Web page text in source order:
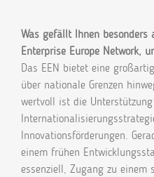
Was gefällt Ihnen besonders
Enterprise Europe Network,
Das EEN bietet eine
über nationale Grenzen
wertvoll ist die
Innovationsförderungen.
einem frühen
essenziell, Zugang zu einem